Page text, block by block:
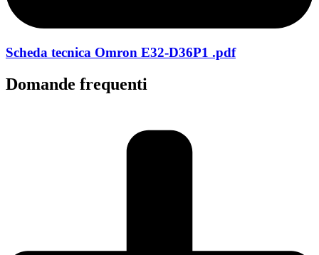
Scheda tecnica Omron E32-D36P1 .pdf
Domande frequenti